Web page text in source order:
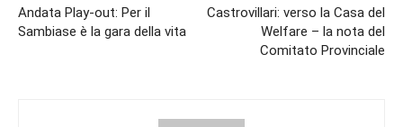
Andata Play-out: Per il
Sambiase è la gara della vita
Castrovillari: verso la Casa del
Welfare – la nota del
Comitato Provinciale